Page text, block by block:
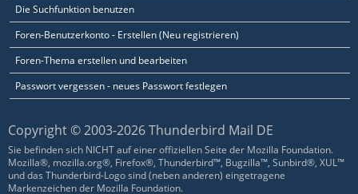
Die Suchfunktion benutzen
Foren-Benutzerkonto - Erstellen (Neu registrieren)
Foren-Thema erstellen und bearbeiten
Passwort vergessen - neues Passwort festlegen
Copyright © 2003-2026 Thunderbird Mail DE
Sie befinden sich NICHT auf einer offiziellen Seite der Mozilla Foundation.
Mozilla®, mozilla.org®, Firefox®, Thunderbird™, Bugzilla™, Sunbird®, XUL™
und das Thunderbird-Logo sind (neben anderen) eingetragene
Markenzeichen der Mozilla Foundation.